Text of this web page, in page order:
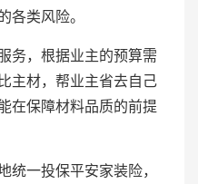
各类风险。
务，根据业主的预算需
主材，帮业主省去自己
在保障材料品质的前提
统一投保平安家装险，